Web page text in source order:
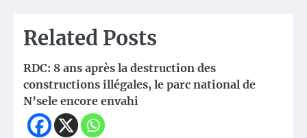
Related Posts
RDC: 8 ans après la destruction des
constructions illégales, le parc national de
N’sele encore envahi